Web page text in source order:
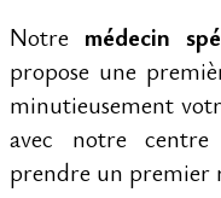
Notre médecin
propose une
minutieusement
avec notre
prendre un premier